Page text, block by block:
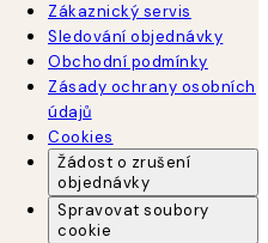
Zákaznický servis
Sledování objednávky
Obchodní podmínky
Zásady ochrany osobních
údajů
Cookies
Žádost o zrušení
objednávky
Spravovat soubory
cookie